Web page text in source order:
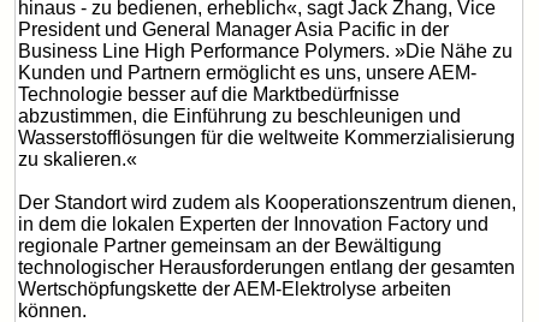
hinaus - zu bedienen, erheblich«, sagt Jack Zhang, Vice
President und General Manager Asia Pacific in der
Business Line High Performance Polymers. »Die Nähe zu
Kunden und Partnern ermöglicht es uns, unsere AEM-
Technologie besser auf die Marktbedürfnisse
abzustimmen, die Einführung zu beschleunigen und
Wasserstofflösungen für die weltweite Kommerzialisierung
zu skalieren.«
Der Standort wird zudem als Kooperationszentrum dienen,
in dem die lokalen Experten der Innovation Factory und
regionale Partner gemeinsam an der Bewältigung
technologischer Herausforderungen entlang der gesamten
Wertschöpfungskette der AEM-Elektrolyse arbeiten
können.